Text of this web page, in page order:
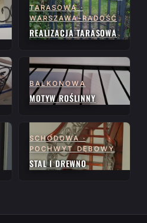
TARASOWA ·
WARSZAWA-RADOŚĆ
REALIZACJA TARASOWA
BALKONOWA
MOTYW ROŚLINNY
SCHODOWA ·
POCHWYT DĘBOWY
STAL I DREWNO